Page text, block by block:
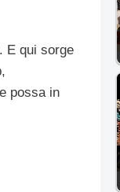
E qui sorge
possa in